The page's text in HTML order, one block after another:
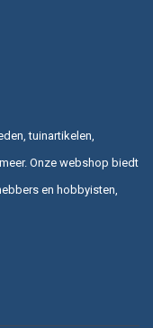
tuinartikelen,
Onze webshop biedt
en hobbyisten,